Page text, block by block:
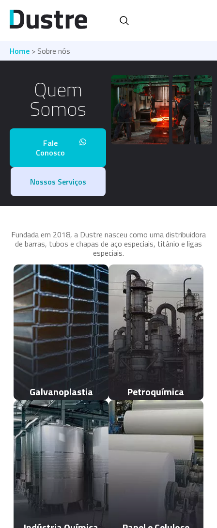
Home > Sobre nós
Quem
Somos
Fale
Conosco
Nossos Serviços
Fundada em 2018, a Dustre nasceu como uma distribuidora
de barras, tubos e chapas de aço especiais, titânio e ligas
especiais.
Galvanoplastia Petroquímica